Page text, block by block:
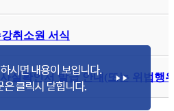
취소원 서식
실확인서 발급 안내(또는 위법행